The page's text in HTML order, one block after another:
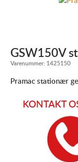
GSW150V
Varenummer: 1425150
Pramac stationær
KONTAKT